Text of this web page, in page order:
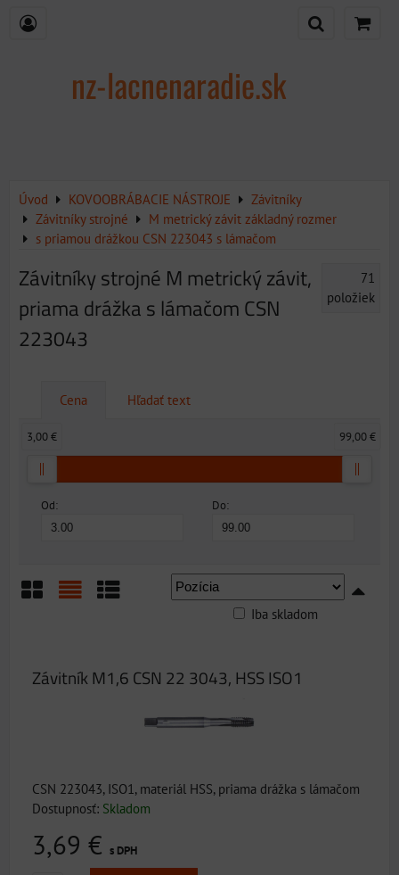
nz-lacnenaradie.sk
Úvod KOVOOBRÁBACIE NÁSTROJE
Závitníky
Závitníky strojné
M metrický závit základný rozmer
s priamou drážkou CSN 223043 s lámačom
Závitníky strojné M metrický závit,
priama drážka s lámačom CSN
223043
71
položiek
Cena Hľadať text
Od: Do:
3,00 € 99,00 €
Iba skladom
Závitník M1,6 CSN 22 3043, HSS ISO1
CSN 223043, ISO1, materiál HSS, priama drážka s lámačom
Dostupnosť: Skladom
3,69 € s DPH